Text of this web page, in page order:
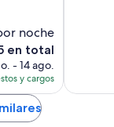
noche
en total
- 14 ago.
y cargos